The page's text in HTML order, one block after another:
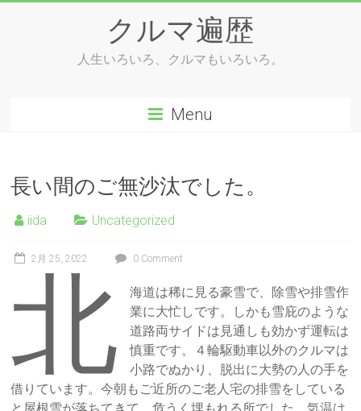
クルマ遍歴
人生いろいろ、クルマもいろいろ。
Menu
長い間のご無沙汰でした。
iida Uncategorized
2月 25, 2022 0 Comment
北
海道は稀に見る豪雪で、除雪や排雪作
業に大忙しです。しかも雪庇のような
道路両サイドは見通しも効かず運転は
慎重です。４輪駆動車以外のクルマは
小路でぬかり、脱出に大勢の人の手を
借りています。今朝もご近所のご老人宅の排雪をしている